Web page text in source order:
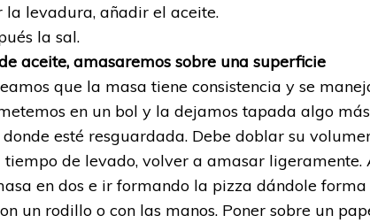
levadura, añadir el aceite.
la sal.
aceite, amasaremos sobre una superficie
que la masa tiene consistencia y se
en un bol y la dejamos tapada algo
esté resguardada. Debe doblar su
de levado, volver a amasar ligeramente.
en dos e ir formando la pizza dándole forma
un rodillo o con las manos. Poner sobre un